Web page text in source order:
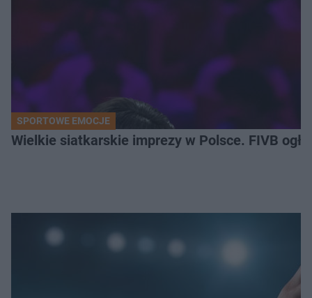
SPORTOWE EMOCJE
Wielkie siatkarskie imprezy w Polsce. FIVB